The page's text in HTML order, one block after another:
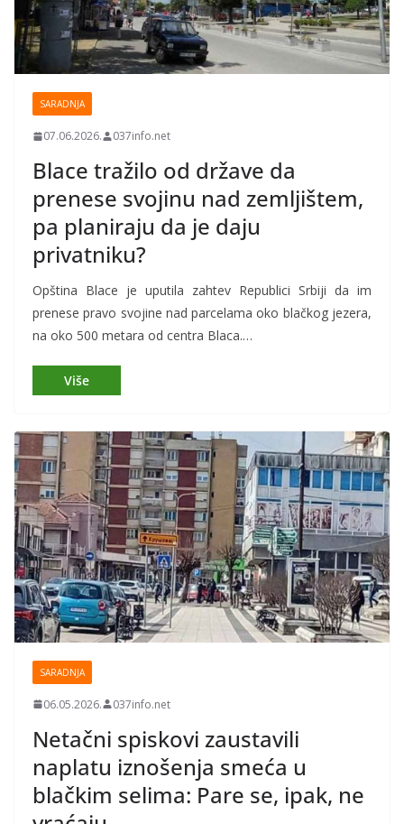
SARADNJA
07.06.2026. 037info.net
Blace tražilo od države da
prenese svojinu nad zemljištem,
pa planiraju da je daju
privatniku?
Opština Blace je uputila zahtev Republici Srbiji da im
prenese pravo svojine nad parcelama oko blačkog jezera,
na oko 500 metara od centra Blaca.…
SARADNJA
06.05.2026. 037info.net
Netačni spiskovi zaustavili
naplatu iznošenja smeća u
blačkim selima: Pare se, ipak, ne